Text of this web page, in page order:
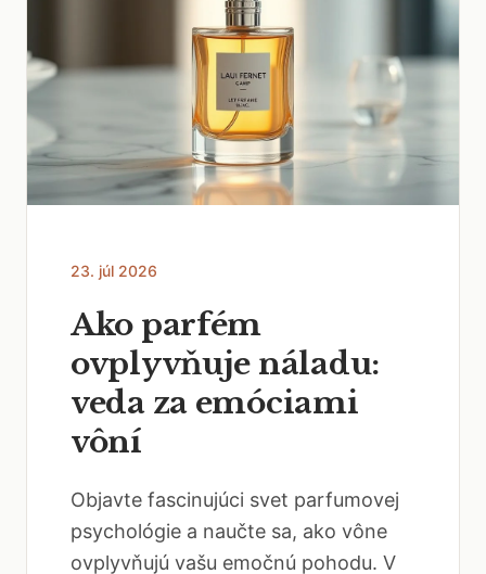
23. júl 2026
Ako parfém
ovplyvňuje náladu:
veda za emóciami
vôní
Objavte fascinujúci svet parfumovej
psychológie a naučte sa, ako vône
ovplyvňujú vašu emočnú pohodu. V